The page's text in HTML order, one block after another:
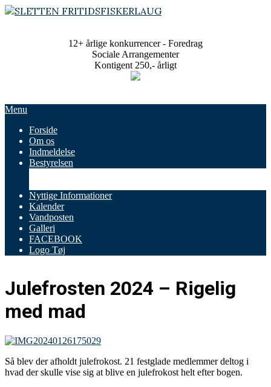
Skip
12+ årlige konkurrencer - Foredrag
Sociale Arrangementer
Kontigent 250,- årligt
Primary
Menu
Menu
Forside
Om os
Indmeldelse
Bestyrelsen
Nyttige Informationer
Kalender
Vandposten
Galleri
FACEBOOK
Logo Tøj
Julefrosten 2024 – Rigelig
med mad
Så blev der afholdt julefrokost. 21 festglade medlemmer deltog i
hvad der skulle vise sig at blive en julefrokost helt efter bogen.